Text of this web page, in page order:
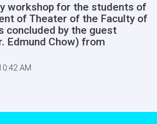
workshop for the students of
of Theater of the Faculty of
concluded by the guest
Edmund Chow) from
AM